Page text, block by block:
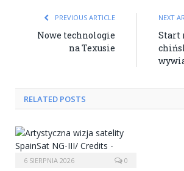
PREVIOUS ARTICLE
Nowe technologie
na Texusie
NEXT
Start
RELATED POSTS
6 SIERPNIA 2026 0